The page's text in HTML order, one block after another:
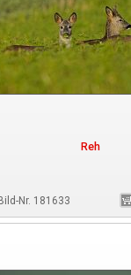
Reh
Bild-Nr. 181633